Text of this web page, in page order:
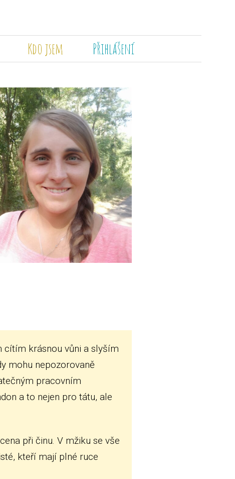
Kdo jsem Přihlášení
cítím krásnou vůni a slyším
mohu nepozorovaně
pracovním
a to nejen pro tátu, ale
při činu. V mžiku se vše
kteří mají plné ruce